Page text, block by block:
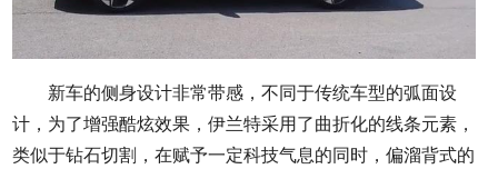
新车的侧身设计非常带感，不同于传统车型的弧面设
计，为了增强酷炫效果，伊兰特采用了曲折化的线条元素，
类似于钻石切割，在赋予一定科技气息的同时，偏溜背式的